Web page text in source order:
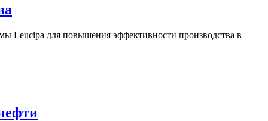
Leucipa для повышения эффективности производства в